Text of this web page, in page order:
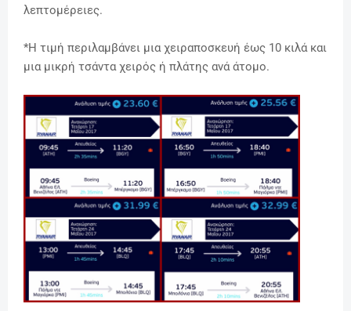
λεπτομέρειες.
*Η τιμή περιλαμβάνει μια χειραποσκευή έως 10 κιλά και
μια μικρή τσάντα χειρός ή πλάτης ανά άτομο.